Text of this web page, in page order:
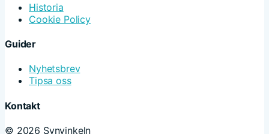
Historia
Cookie Policy
Guider
Nyhetsbrev
Tipsa oss
Kontakt
© 2026 Synvinkeln